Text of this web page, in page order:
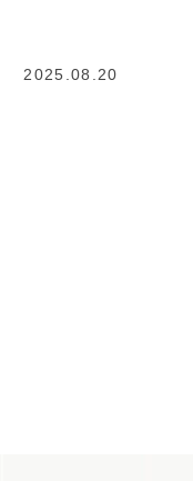
2025.08.20